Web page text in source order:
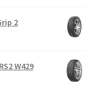
2
W429